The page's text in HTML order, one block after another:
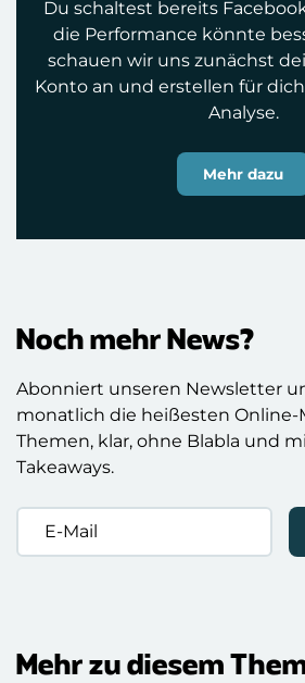
Du schaltest bereits
die Performance könnte
schauen wir uns zunächst
Konto an und erstellen für
Analyse.
Mehr dazu
Noch mehr News?
Abonniert unseren Newsletter
monatlich die heißesten
Themen, klar, ohne Blabla und
Takeaways.
E-
Mail
Mehr zu diesem